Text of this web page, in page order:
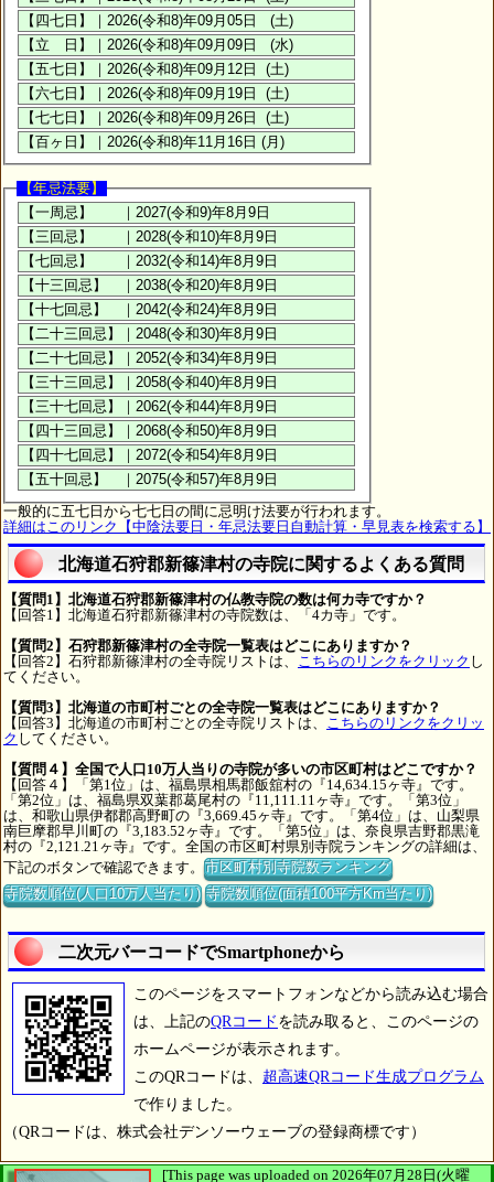
【年忌法要】
一般的に五七日から七七日の間に忌明け法要が行われます。
詳細はこのリンク【中陰法要日・年忌法要日自動計算・早見表を検索する】
北海道石狩郡新篠津村の寺院に関するよくある質問
【質問1】北海道石狩郡新篠津村の仏教寺院の数は何カ寺ですか？
【回答1】北海道石狩郡新篠津村の寺院数は、「4カ寺」です。
【質問2】石狩郡新篠津村の全寺院一覧表はどこにありますか？
【回答2】石狩郡新篠津村の全寺院リストは、
こちらのリンクをクリック し
てください。
【質問3】北海道の市町村ごとの全寺院一覧表はどこにありますか？
【回答3】北海道の市町村ごとの全寺院リストは、
こちらのリンクをクリッ
ク してください。
【質問４】全国で人口10万人当りの寺院が多いの市区町村はどこですか？
【回答４】「第1位」は、福島県相馬郡飯舘村の『14,634.15ヶ寺』です。
「第2位」は、福島県双葉郡葛尾村の『11,111.11ヶ寺』です。「第3位」
は、和歌山県伊都郡高野町の『3,669.45ヶ寺』です。「第4位」は、山梨県
南巨摩郡早川町の『3,183.52ヶ寺』です。「第5位」は、奈良県吉野郡黒滝
村の『2,121.21ヶ寺』です。全国の市区町村県別寺院ランキングの詳細は、
下記のボタンで確認できます。市区町村別寺院数ランキング
寺院数順位(人口10万人当たり) 寺院数順位(面積100平方Km当たり)
二次元バーコードでSmartphoneから
このページをスマートフォンなどから読み込む場合
は、上記のQRコード を読み取ると、このページの
ホームページが表示されます。
このQRコードは、 超高速QRコード生成プログラム
で作りました。
（QRコードは、株式会社デンソーウェーブの登録商標です）
[This page was uploaded on 2026年07月28日(火曜